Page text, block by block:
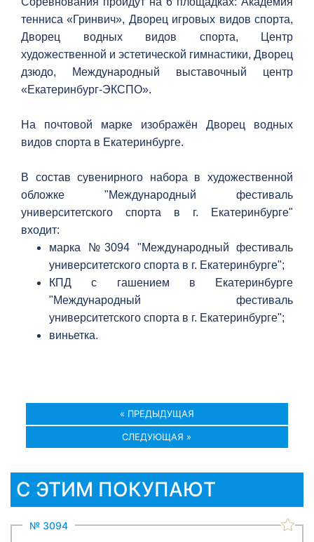
тенниса «Гринвич», Дворец игровых видов спорта,
Дворец водных видов спорта, Центр
художественной и эстетической гимнастики, Дворец
дзюдо, Международный выставочный центр
«Екатеринбург-ЭКСПО».
На почтовой марке изображён Дворец водных
видов спорта в Екатеринбурге.
В состав сувенирного набора в художественной
обложке "Международный фестиваль
университетского спорта в г. Екатеринбурге"
входит:
марка №3094 "Международный фестиваль
университетского спорта в г. Екатеринбурге";
КПД с гашением в Екатеринбурге
"Международный фестиваль
университетского спорта в г. Екатеринбурге";
виньетка.
« ПРЕДЫДУЩАЯ
СЛЕДУЮЩАЯ »
С ЭТИМ ПОКУПАЮТ
№ 3094